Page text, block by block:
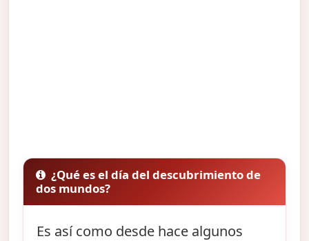
¿Qué es el día del descubrimiento de
dos mundos?
Es así como desde hace algunos